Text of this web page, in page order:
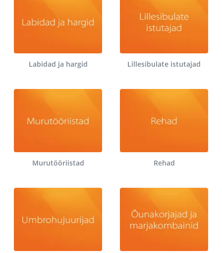
Labidad ja hargid Lillesibulate istutajad
Murutööriistad Rehad